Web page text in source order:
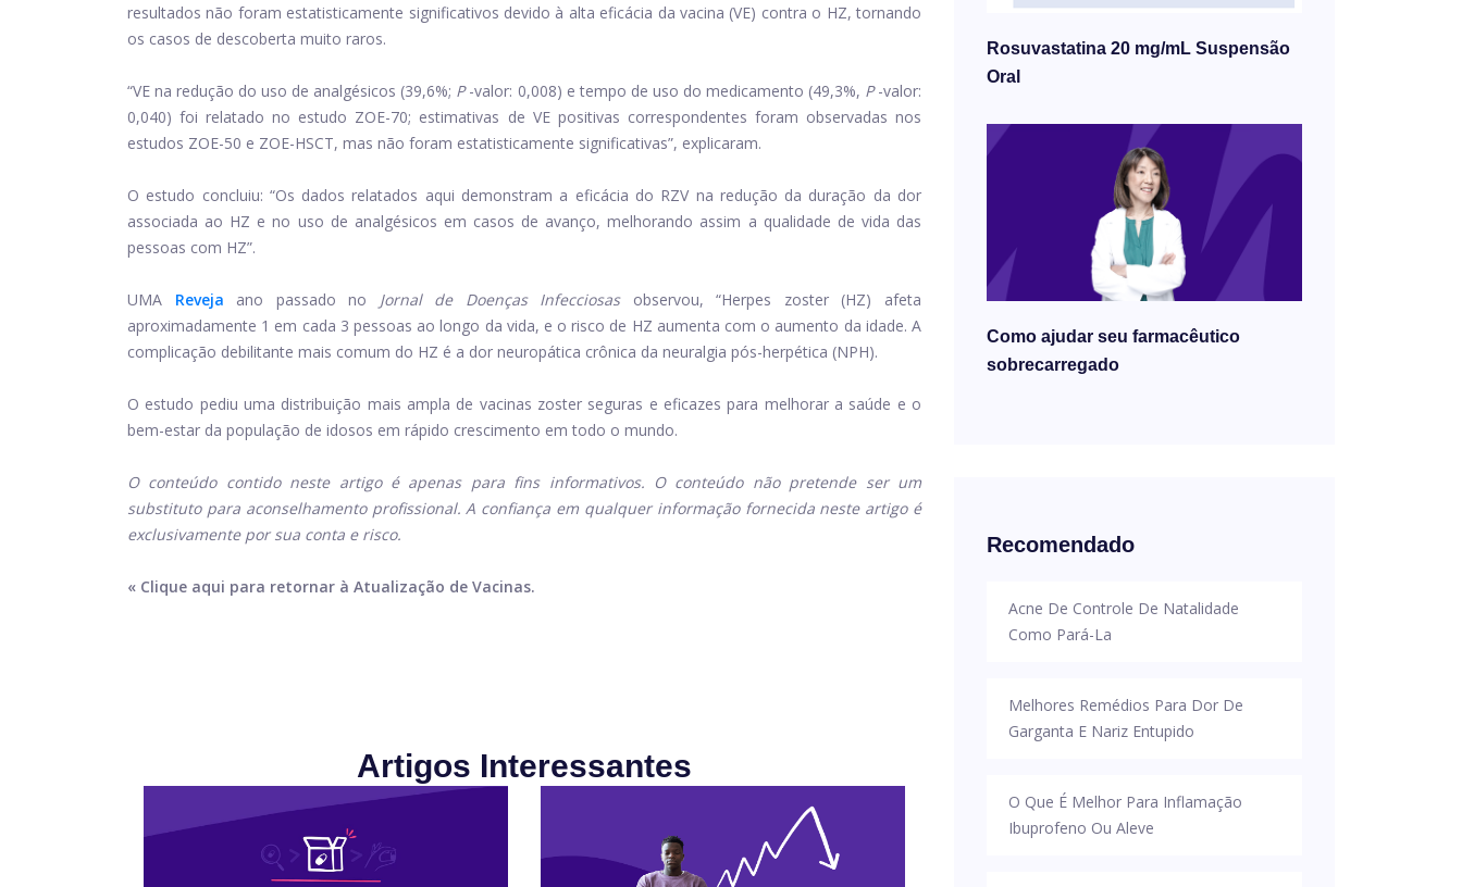
resultados não foram estatisticamente significativos devido à alta eficácia da vacina (VE) contra o HZ, tornando
os casos de descoberta muito raros.
“VE na redução do uso de analgésicos (39,6%; P-valor: 0,008) e tempo de uso do medicamento (49,3%, P-valor:
0,040) foi relatado no estudo ZOE-70; estimativas de VE positivas correspondentes foram observadas nos
estudos ZOE-50 e ZOE-HSCT, mas não foram estatisticamente significativas”, explicaram.
O estudo concluiu: “Os dados relatados aqui demonstram a eficácia do RZV na redução da duração da dor
associada ao HZ e no uso de analgésicos em casos de avanço, melhorando assim a qualidade de vida das
pessoas com HZ”.
UMA Reveja ano passado no Jornal de Doenças Infecciosasobservou, “Herpes zoster (HZ) afeta
aproximadamente 1 em cada 3 pessoas ao longo da vida, e o risco de HZ aumenta com o aumento da idade. A
complicação debilitante mais comum do HZ é a dor neuropática crônica da neuralgia pós-herpética (NPH).
O estudo pediu uma distribuição mais ampla de vacinas zoster seguras e eficazes para melhorar a saúde e o
bem-estar da população de idosos em rápido crescimento em todo o mundo.
O conteúdo contido neste artigo é apenas para fins informativos. O conteúdo não pretende ser um
substituto para aconselhamento profissional. A confiança em qualquer informação fornecida neste artigo é
exclusivamente por sua conta e risco.
« Clique aqui para retornar à Atualização de Vacinas.
Artigos Interessantes
Rosuvastatina 20 mg/mL Suspensão
Oral
Como ajudar seu farmacêutico
sobrecarregado
Recomendado
Acne De Controle De Natalidade
Como Pará-La
Melhores Remédios Para Dor De
Garganta E Nariz Entupido
O Que É Melhor Para Inflamação
Ibuprofeno Ou Aleve